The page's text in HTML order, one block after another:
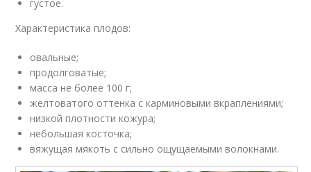
густое.
Характеристика плодов:
овальные;
продолговатые;
масса не более 100 г;
желтоватого оттенка с карминовыми вкраплениями;
низкой плотности кожура;
небольшая косточка;
вяжущая мякоть с сильно ощущаемыми волокнами.